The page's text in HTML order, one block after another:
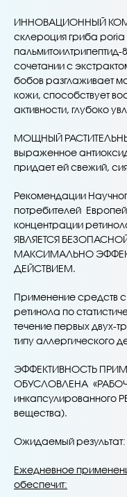
ИННОВАЦИОННЫЙ
склероция гриба
пальмитоилтрипептид-
сочетании с
бобов разглаживает
кожи, способствует
активности, глубоко
МОЩНЫЙ
выраженное
придает ей свежий,
Рекомендации
потребителей
концентрации
ЯВЛЯЕТСЯ
МАКСИМАЛЬНО
ДЕЙСТВИЕМ.
Применение средств
ретинола по
течение первых двух-
типу аллергического
ЭФФЕКТИВНОСТЬ
ОБУСЛОВЛЕНА
инкапсулированного
вещества).
Ожидаемый результат:
Ежедневное
обеспечит: